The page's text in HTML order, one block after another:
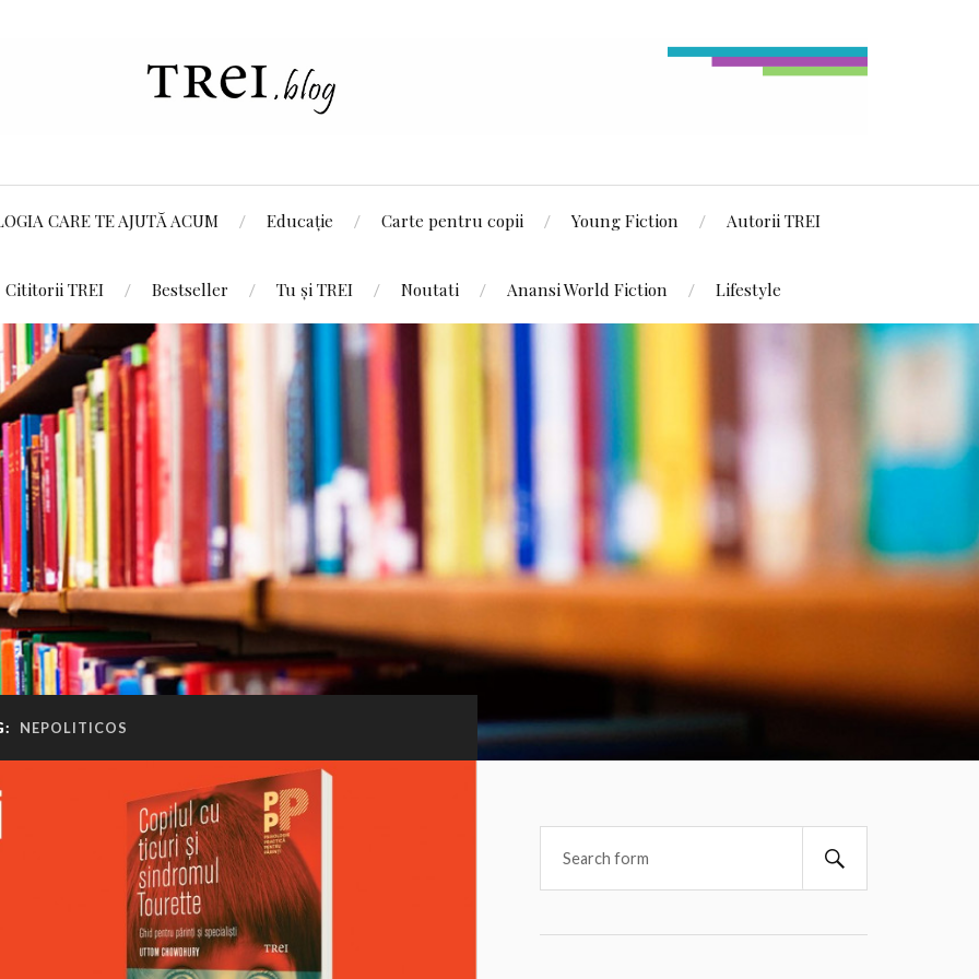
CARE TE AJUTĂ ACUM Educație Carte pentru copii Young Fiction Autorii TREI
Cititorii TREI Bestseller Tu și TREI Noutati Anansi World Fiction Lifestyle
NEPOLITICOS